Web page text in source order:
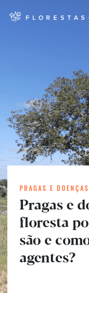
PRAGAS E DOENÇAS
Pragas e
floresta
são e
agentes?